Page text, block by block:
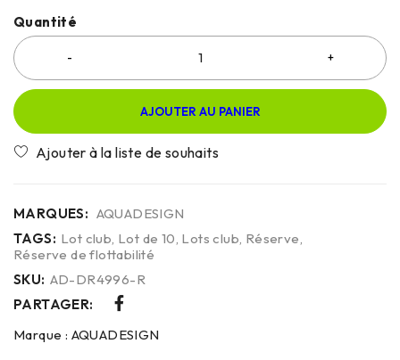
Quantité
AJOUTER AU PANIER
MARQUES: AQUADESIGN
TAGS: Lot club, Lot de 10, Lots club, Réserve,
Réserve de flottabilité
SKU: AD-DR4996-R
PARTAGER:
Marque : AQUADESIGN